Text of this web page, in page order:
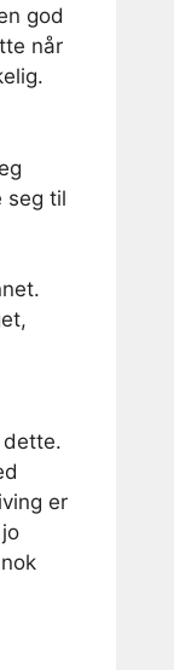
god
når
seg til
er